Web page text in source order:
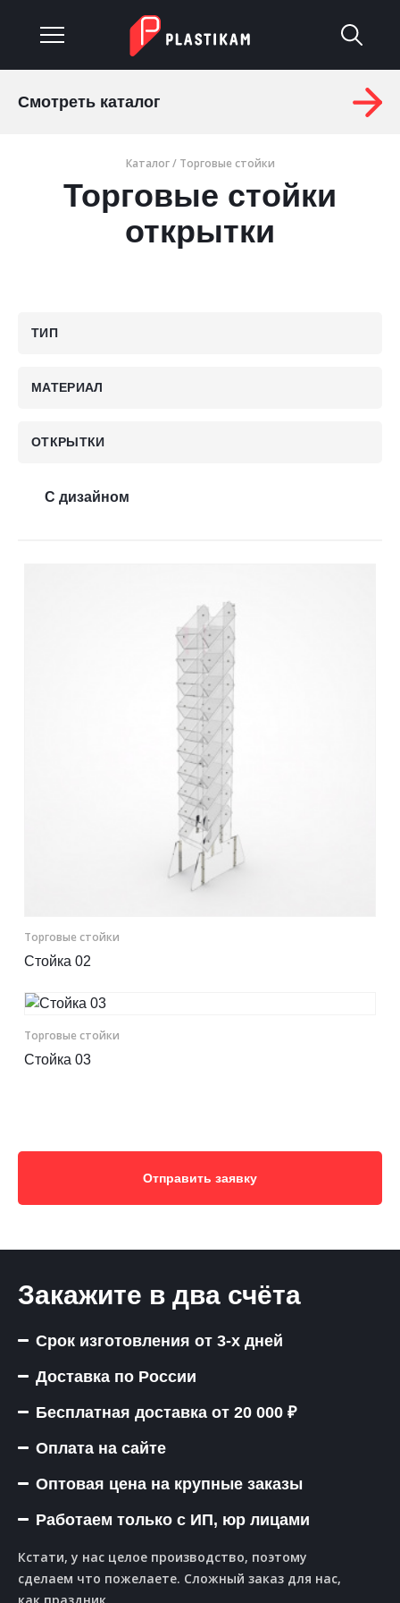
Услуги
Оплата и доставка
Гарантия
Отправить заявку
Смотреть каталог
Каталог/ Торговые стойки
Торговые стойки
открытки
ТИП
МАТЕРИАЛ
ОТКРЫТКИ
С дизайном
Торговые стойки
Стойка 02
Торговые стойки
Стойка 03
Отправить заявку
Закажите в два счёта
Срок изготовления от 3-х дней
Доставка по России
Бесплатная доставка от 20 000 ₽
Оплата на сайте
Оптовая цена на крупные заказы
Работаем только с ИП, юр лицами
Кстати, у нас целое производство, поэтому
сделаем что пожелаете. Сложный заказ для нас,